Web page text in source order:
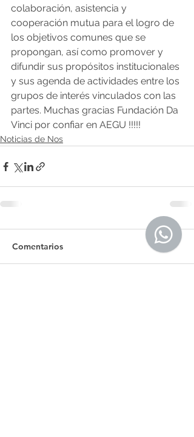
colaboración, asistencia y
cooperación mutua para el logro de
los objetivos comunes que se
propongan, así como promover y
difundir sus propósitos institucionales
y sus agenda de actividades entre los
grupos de interés vinculados con las
partes. Muchas gracias Fundación Da
Vinci por confiar en AEGU !!!!!
Noticias de Nos
Comentarios